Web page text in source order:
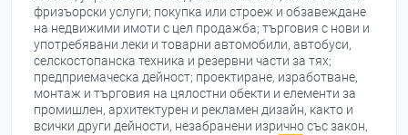
фризъорски услуги; покупка или строеж и обзавеждане
на недвижими имоти с цел продажба; търговия с нови и
употребявани леки и товарни автомобили, автобуси,
селскостопанска техника и резервни части за тях;
предприемаческа дейност; проектиране, изработване,
монтаж и търговия на цялостни обекти и елементи за
промишлен, архитектурен и рекламен дизайн, както и
всички други дейности, незабранени изрично със закон,